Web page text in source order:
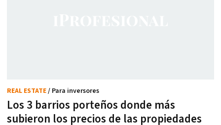
Los 3 barrios porteños donde más
subieron los precios de las propiedades
REAL ESTATE/ Para inversores